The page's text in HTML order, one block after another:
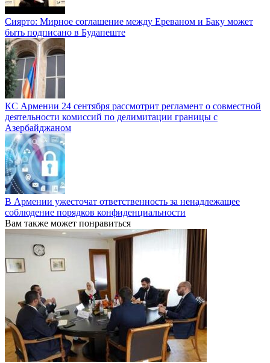
Сиярто: Мирное соглашение между Ереваном и Баку может
быть подписано в Будапеште
КС Армении 24 сентября рассмотрит регламент о совместной
деятельности комиссий по делимитации границы с
Азербайджаном
В Армении ужесточат ответственность за ненадлежащее
соблюдение порядков конфиденциальности
Вам также может понравиться